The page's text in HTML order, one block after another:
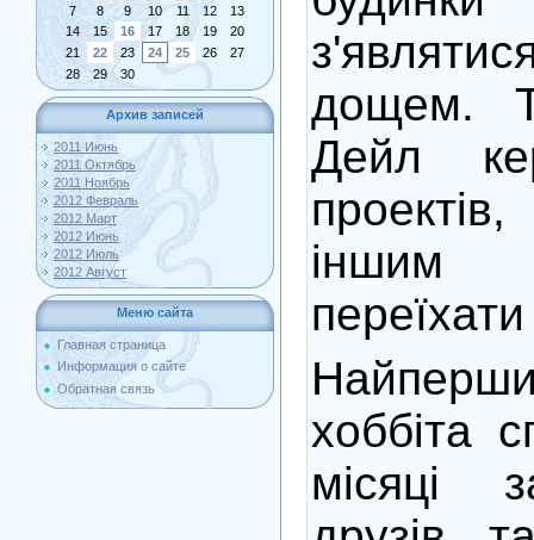
7
8 9 10 11 12
13
14
15 16 17 18 19
20
21
22 23 24 25 26
27
28
29 30
Архив записей
2011 Июнь
2011 Октябрь
2011 Ноябрь
2012 Февраль
2012 Март
2012 Июнь
2012 Июль
2012 Август
Меню сайта
Главная страница
Информация о сайте
Обратная связь
дощем.
Дейл
іншим
хоббіта
місяці